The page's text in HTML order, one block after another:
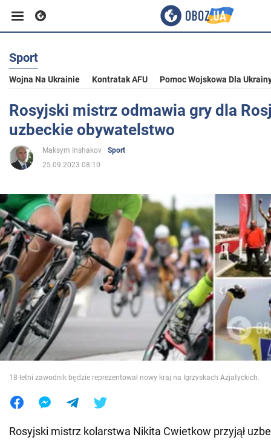
Biznes
Sport
Rozrywka
Polityka
Społeczeństwo
Wojna na Ukrainie
Świat
Jedzenie
Sport
Wojna Na Ukrainie Kontratak AFU Pomoc Wojskowa Dla
Rosyjski mistrz odmawia gry dla
uzbeckie obywatelstwo
Maksym Inshakov
Sport
25.09.2023 08:10
18-letni zawodnik będzie reprezentował nowy kraj na Igrzyskach Azjatyckich.
Rosyjski mistrz kolarstwa Nikita Cwietkow przyjął